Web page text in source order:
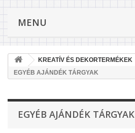
MENU
KREATÍV ÉS DEKORTERMÉKEK
EGYÉB AJÁNDÉK TÁRGYAK
EGYÉB AJÁNDÉK TÁRGYAK